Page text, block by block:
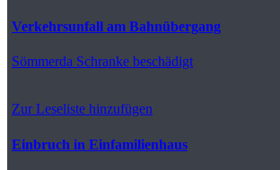
Verkehrsunfall am Bahnübergang
Sömmerda Schranke beschädigt
Zur Leseliste hinzufügen
Einbruch in Einfamilienhaus